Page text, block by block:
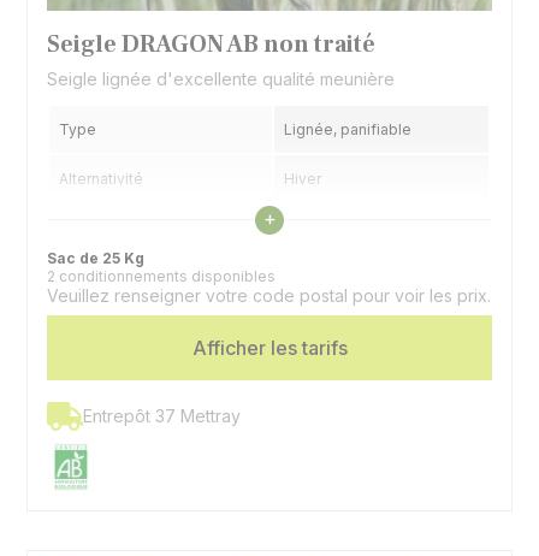
Seigle DRAGON AB non traité
Seigle lignée d'excellente qualité meunière
Type Lignée, panifiable
Alternativité Hiver
Voir les caractéristiques
+
Sac de 25 Kg
2 conditionnements disponibles
Veuillez renseigner votre code postal pour voir les prix.
Afficher les tarifs
Entrepôt 37 Mettray